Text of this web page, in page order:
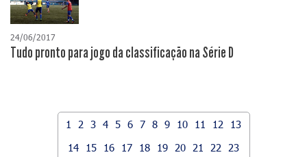
24/06/2017
Tudo pronto para jogo da classificação na Série D
1 2 3 4 5 6 7 8 9 10 11 12
13
14
15 16 17 18 19 20 21 22
23